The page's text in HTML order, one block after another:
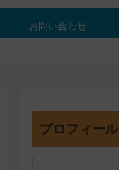
お問い合わせ
プロフィール